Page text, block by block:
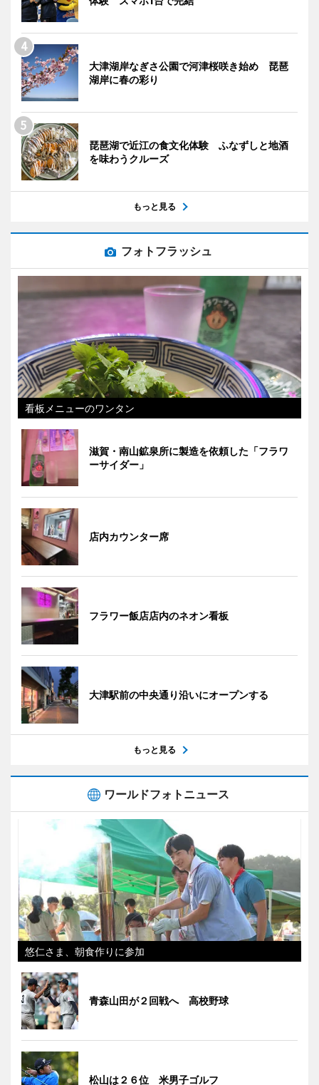
大津湖岸なぎさ公園で河津桜咲き始め 琵琶
湖岸に春の彩り
琵琶湖で近江の食文化体験 ふなずしと地酒
を味わうクルーズ
もっと見る
フォトフラッシュ
看板メニューのワンタン
滋賀・南山鉱泉所に製造を依頼した「フラワ
ーサイダー」
店内カウンター席
フラワー飯店店内のネオン看板
大津駅前の中央通り沿いにオープンする
もっと見る
ワールドフォトニュース
悠仁さま、朝食作りに参加
青森山田が２回戦へ 高校野球
松山は２６位 米男子ゴルフ